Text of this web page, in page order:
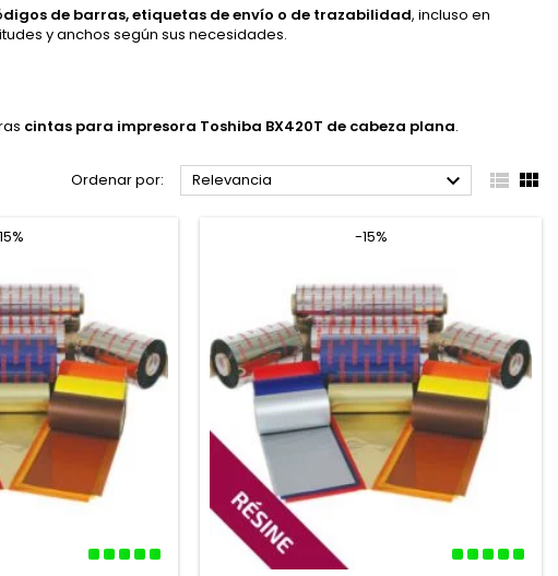
de barras, etiquetas de envío o de trazabilidad, incluso en
y anchos según sus necesidades.
cintas para impresora Toshiba BX420T de cabeza plana.
Ordenar por: Relevancia   
-15%